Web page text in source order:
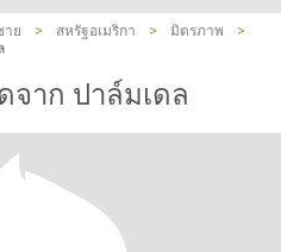
าย > สหรัฐอเมริกา > มิตรภาพ
>
าก ปาล์มเดล